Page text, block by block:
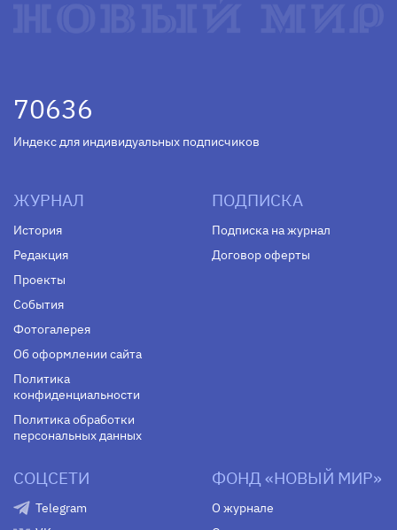
70636
Индекс для индивидуальных подписчиков
ЖУРНАЛ
История
Редакция
Проекты
События
Фотогалерея
Об оформлении сайта
Политика
конфиденциальности
Политика обработки
персональных данных
ПОДПИСКА
Подписка на журнал
Договор оферты
СОЦСЕТИ
Telegram
ФОНД «НОВЫЙ МИР»
О журнале